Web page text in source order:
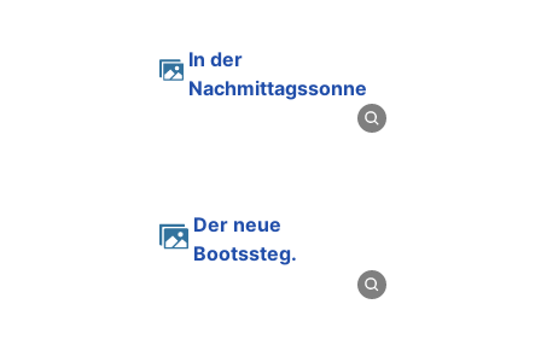
In der
Nachmittagssonne
Der neue
Bootssteg.